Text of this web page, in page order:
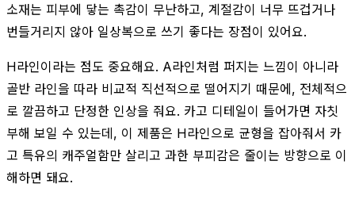
소재는 피부에 닿는 촉감이 무난하고, 계절감이 너무 뜨겁거나
번들거리지 않아 일상복으로 쓰기 좋다는 장점이 있어요.
H라인이라는 점도 중요해요. A라인처럼 퍼지는 느낌이 아니라
골반 라인을 따라 비교적 직선적으로 떨어지기 때문에, 전체적으
로 깔끔하고 단정한 인상을 줘요. 카고 디테일이 들어가면 자칫
부해 보일 수 있는데, 이 제품은 H라인으로 균형을 잡아줘서 카
고 특유의 캐주얼함만 살리고 과한 부피감은 줄이는 방향으로 이
해하면 돼요.